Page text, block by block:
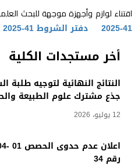
أخر مستجدات الكلية
النتائج النهائية لتوجيه طلبة
جذع مشترك علوم الطبيعة
12 يوليو، 2026
رقم 34
اقتناء لوازم وأجهزة موجهة للبحث
41-2025
دفتر الشروط 41-2025